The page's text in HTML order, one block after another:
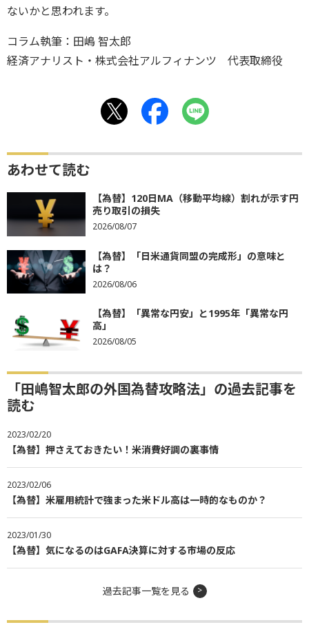
ないかと思われます。
コラム執筆：田嶋 智太郎
経済アナリスト・株式会社アルフィナンツ 代表取締役
あわせて読む
【為替】120日MA（移動平均線）割れが示す円
売り取引の損失
2026/08/07
【為替】「日米通貨同盟の完成形」の意味と
は？
2026/08/06
【為替】「異常な円安」と1995年「異常な円
高」
2026/08/05
「田嶋智太郎の外国為替攻略法」の過去記事を
読む
2023/02/20
【為替】押さえておきたい！米消費好調の裏事情
2023/02/06
【為替】米雇用統計で強まった米ドル高は一時的なものか？
2023/01/30
【為替】気になるのはGAFA決算に対する市場の反応
過去記事一覧を見る